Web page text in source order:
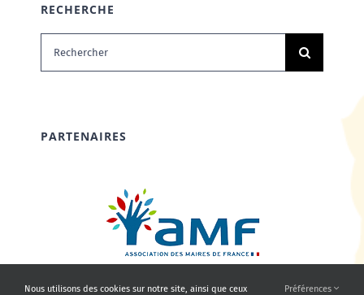
RECHERCHE
Rechercher:
PARTENAIRES
Nous utilisons des cookies sur notre site, ainsi que ceux Préférences